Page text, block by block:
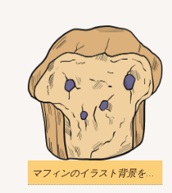
マフィンのイラスト背景をダウンロード